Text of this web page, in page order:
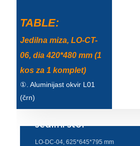
TABLE:
Jedilna miza, LO-CT-
06, dia 420*480 mm (1
kos za 1 komplet)
①. Aluminijast okvir L01
(črn)
Jedilni stol
LO-DC-04, 625*645*795 mm